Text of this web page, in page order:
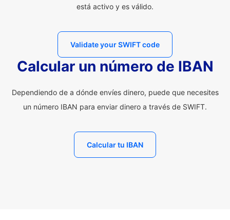
está activo y es válido.
Validate your SWIFT code
Calcular un número de IBAN
Dependiendo de a dónde envíes dinero, puede que necesites
un número IBAN para enviar dinero a través de SWIFT.
Calcular tu IBAN